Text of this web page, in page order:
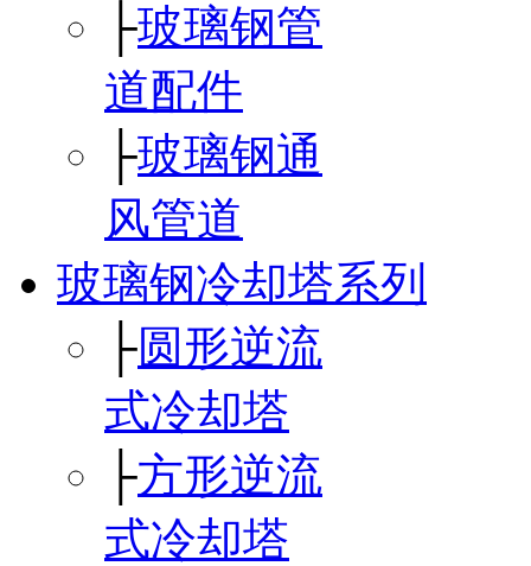
├玻璃钢管
道配件
├玻璃钢通
风管道
玻璃钢冷却塔系列
├圆形逆流
式冷却塔
├方形逆流
式冷却塔